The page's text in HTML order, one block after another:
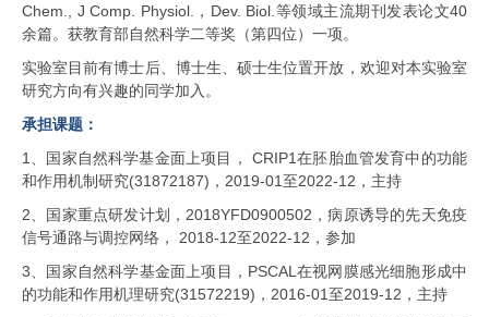
Chem., J Comp. Physiol.，Dev. Biol.等领域主流期刊发表论文40
余篇。获教育部自然科学二等奖（第四位）一项。
实验室目前有博士后、博士生、硕士生位置开放，欢迎对本实验室
研究方向有兴趣的同学加入。
承担课题：
1、国家自然科学基金面上项目，
CRIP1在胚胎血管发育中的功能
和作用机制研究(31872187) ， 2019-01至2022-12，主持
2、国家重点研发计划， 2018YFD0900502 ，病原诱导的先天免疫
信号通路与调控网络， 2018-12至2022-12 ，参加
3、国家自然科学基金面上项目， PSCAL 在视网膜感光细胞形成中
的功能和作用机理研究(31572219) ， 2016-01至2019-12 ，主持